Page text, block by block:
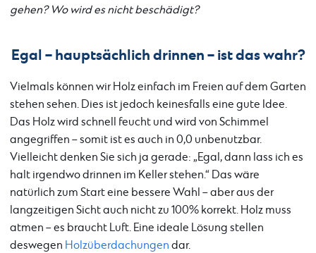
gehen? Wo wird es nicht beschädigt?
Egal – hauptsächlich drinnen – ist das wahr?
Vielmals können wir Holz einfach im Freien auf dem Garten
stehen sehen. Dies ist jedoch keinesfalls eine gute Idee.
Das Holz wird schnell feucht und wird von Schimmel
angegriffen – somit ist es auch in 0,0 unbenutzbar.
Vielleicht denken Sie sich ja gerade: „Egal, dann lass ich es
halt irgendwo drinnen im Keller stehen.“ Das wäre
natürlich zum Start eine bessere Wahl – aber aus der
langzeitigen Sicht auch nicht zu 100% korrekt. Holz muss
atmen – es braucht Luft. Eine ideale Lösung stellen
deswegen Holzüberdachungen dar.